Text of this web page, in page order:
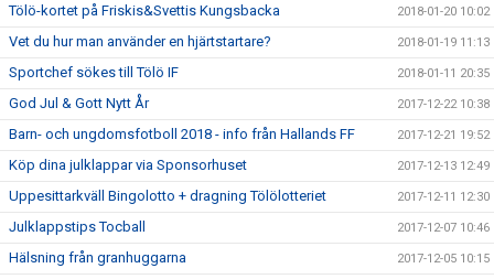
Tölö-kortet på Friskis&Svettis Kungsbacka 2018-01-20 10:02
Vet du hur man använder en hjärtstartare? 2018-01-19 11:13
Sportchef sökes till Tölö IF 2018-01-11 20:35
God Jul & Gott Nytt År 2017-12-22 10:38
Barn- och ungdomsfotboll 2018 - info från Hallands FF 2017-12-21 19:52
Köp dina julklappar via Sponsorhuset 2017-12-13 12:49
Uppesittarkväll Bingolotto + dragning Tölölotteriet 2017-12-11 12:30
Julklappstips Tocball 2017-12-07 10:46
Hälsning från granhuggarna 2017-12-05 10:15